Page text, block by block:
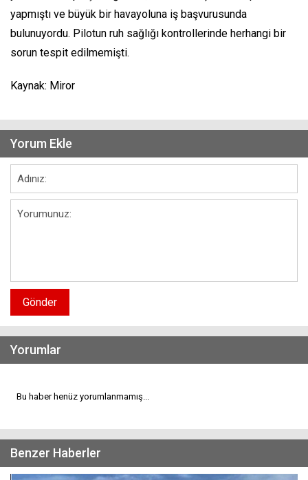
yapmıştı ve büyük bir havayoluna iş başvurusunda
bulunuyordu. Pilotun ruh sağlığı kontrollerinde herhangi bir
sorun tespit edilmemişti.
Kaynak: Miror
Yorum Ekle
Gönder
Yorumlar
Bu haber henüz yorumlanmamış...
Benzer Haberler